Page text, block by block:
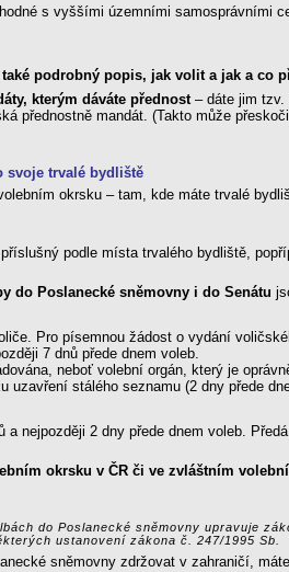
s vyššími územními samosprávními
podrobný popis, jak volit a jak a co
kterým dáváte přednost – dáte jim tzv.
přednostně mandát. (Takto může
svoje trvalé bydliště
okrsku – tam, kde máte trvalé
příslušný podle místa trvalého bydliště,
do Poslanecké sněmovny i do Senátu
Pro písemnou žádost o vydání
7 dnů přede dnem voleb.
neboť volební orgán, který je
stálého seznamu (2 dny přede
nejpozději 2 dny přede dnem voleb.
okrsku v ČR či ve zvláštním
do Poslanecké sněmovny upravuje
ustanovení zákona č. 247/1995 Sb.
sněmovny zdržovat v zahraničí,